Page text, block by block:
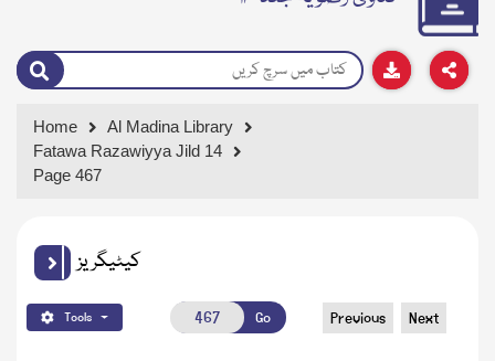
Home
Al Madina Library
Fatawa Razawiyya Jild 14
Page 467
کیٹیگریز
Tools Go Previous Next